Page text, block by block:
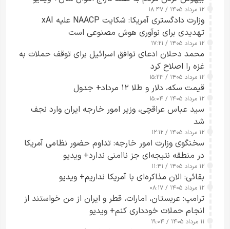
۱۲ مرداد ۱۴۰۵ / ۱۸:۴۷
وزارت دادگستری آمریکا: شکایت NAACP علیه xAI
تهدیدی برای نوآوری هوش مصنوعی است
۱۲ مرداد ۱۴۰۵ / ۱۷:۲۱
محمد دحلان ادعای توافق اسرائیل برای توقف حملات به
غزه را اصلاح کرد
۱۲ مرداد ۱۴۰۵ / ۱۵:۲۳
قیمت سکه، دلار و طلا ۱۲ مرداد+ جدول
۱۲ مرداد ۱۴۰۵ / ۱۵:۰۴
سید عباس عراقچی، وزیر امور خارجه ایران وارد نجف
شد
۱۲ مرداد ۱۴۰۵ / ۱۲:۱۲
سخنگوی وزارت امور خارجه: تداوم حضور نظامی آمریکا
در منطقه نتیجه‌ای جز ناامنی ندارد+ ویدیو
۱۲ مرداد ۱۴۰۵ / ۱۱:۴۱
بقائی: الان مذاکره‌ای با آمریکا نداریم+ ویدیو
۱۲ مرداد ۱۴۰۵ / ۰۸:۱۷
ترامپ: عربستان، امارات، قطر و ایران از من خواستند از
انجام حملات خودداری کنم+ ویدیو
۱۱ مرداد ۱۴۰۵ / ۱۹:۰۴